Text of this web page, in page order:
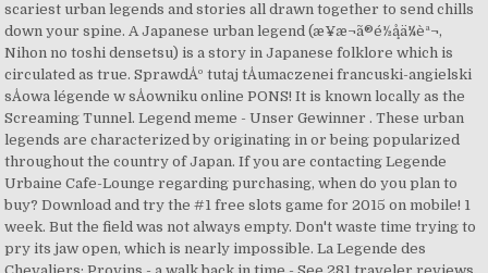
scariest urban legends and stories all drawn together to send chills
down your spine. A Japanese urban legend (æ¥æ¬ã®é½å¸ä¼èª¬,
Nihon no toshi densetsu) is a story in Japanese folklore which is
circulated as true. SprawdÅº tutaj tÅumaczenei francuski-angielski
sÅowa légende w sÅowniku online PONS! It is known locally as the
Screaming Tunnel. Legend meme - Unser Gewinner . These urban
legends are characterized by originating in or being popularized
throughout the country of Japan. If you are contacting Legende
Urbaine Cafe-Lounge regarding purchasing, when do you plan to
buy? Download and try the #1 free slots game for 2015 on mobile! 1
week. But the field was not always empty. Don't waste time trying to
pry its jaw open, which is nearly impossible. La Legende des